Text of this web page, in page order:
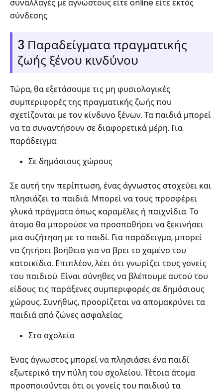
συναλλαγές με αγνώστους είτε online είτε εκτός
σύνδεσης.
3 Παραδείγματα πραγματικής
ζωής ξένου κινδύνου
Τώρα, θα εξετάσουμε τις μη φυσιολογικές
συμπεριφορές της πραγματικής ζωής που
σχετίζονται με τον κίνδυνο ξένων. Τα παιδιά μπορεί
να τα συναντήσουν σε διαφορετικά μέρη. Για
παράδειγμα:
Σε δημόσιους χώρους
Σε αυτή την περίπτωση, ένας άγνωστος στοχεύει και
πλησιάζει τα παιδιά. Μπορεί να τους προσφέρει
γλυκά πράγματα όπως καραμέλες ή παιχνίδια. Το
άτομο θα μπορούσε να προσπαθήσει να ξεκινήσει
μια συζήτηση με το παιδί. Για παράδειγμα, μπορεί
να ζητήσει βοήθεια για να βρει το χαμένο του
κατοικίδιο. Επιπλέον, λέει ότι γνωρίζει τους γονείς
του παιδιού. Είναι σύνηθες να βλέπουμε αυτού του
είδους τις παράξενες συμπεριφορές σε δημόσιους
χώρους. Συνήθως, προορίζεται να απομακρύνει τα
παιδιά από ζώνες ασφαλείας.
Στο σχολείο
Ένας άγνωστος μπορεί να πλησιάσει ένα παιδί
εξωτερικό την πύλη του σχολείου. Τέτοια άτομα
προσποιούνται ότι οι γονείς του παιδιού τα